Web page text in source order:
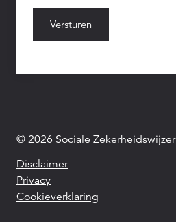
Versturen
© 2026 Sociale Zekerheidswijzer
Disclaimer
Privacy
Cookieverklaring